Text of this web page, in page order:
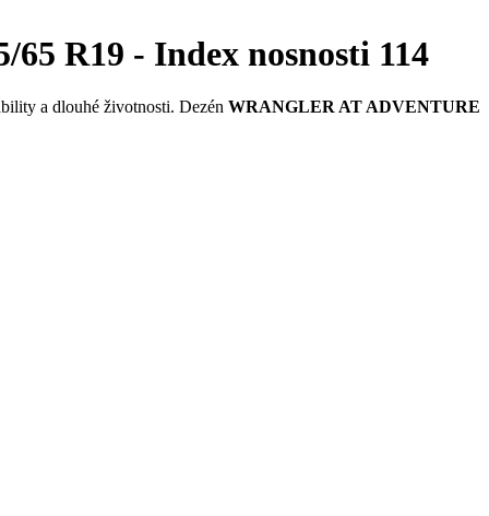
R19 - Index nosnosti 114
a dlouhé životnosti. Dezén WRANGLER AT ADVENTURE